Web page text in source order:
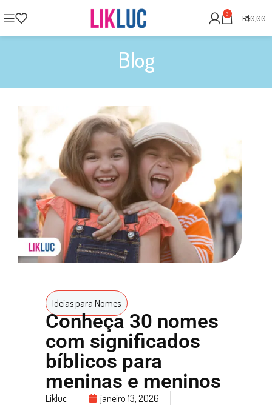
0 R$0,00
Blog
Ideias para Nomes
Conheça 30 nomes
com significados
bíblicos para
meninas e meninos
Likluc janeiro 13, 2026